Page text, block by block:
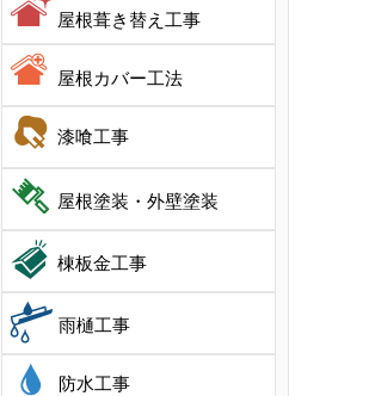
屋根葺き替え工事
屋根カバー工法
漆喰工事
屋根塗装・外壁塗装
棟板金工事
雨樋工事
防水工事